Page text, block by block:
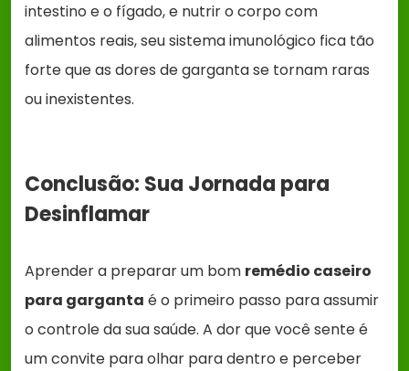
intestino e o fígado, e nutrir o corpo com
alimentos reais, seu sistema imunológico fica tão
forte que as dores de garganta se tornam raras
ou inexistentes.
Conclusão: Sua Jornada para
Desinflamar
Aprender a preparar um bom remédio caseiro
para garganta é o primeiro passo para assumir
o controle da sua saúde. A dor que você sente é
um convite para olhar para dentro e perceber